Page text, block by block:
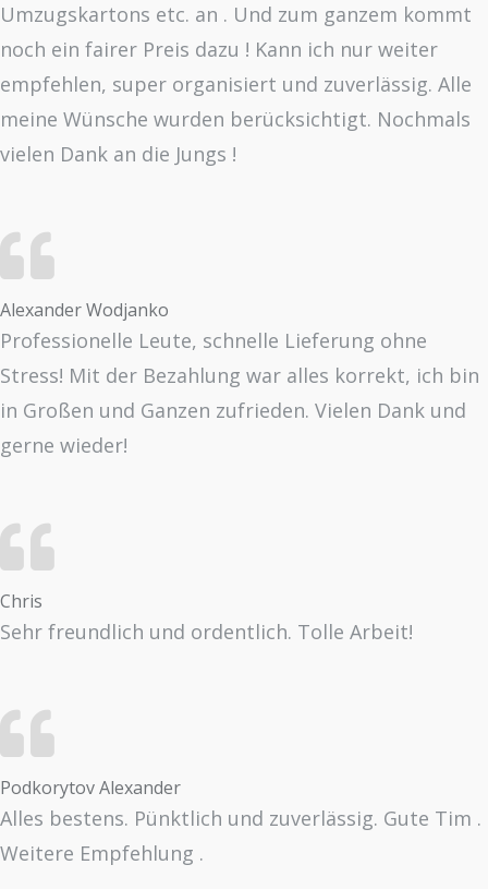
Umzugskartons etc. an . Und zum ganzem kommt
noch ein fairer Preis dazu ! Kann ich nur weiter
empfehlen, super organisiert und zuverlässig. Alle
meine Wünsche wurden berücksichtigt. Nochmals
vielen Dank an die Jungs !
Alexander Wodjanko
Professionelle Leute, schnelle Lieferung ohne
Stress! Mit der Bezahlung war alles korrekt, ich bin
in Großen und Ganzen zufrieden. Vielen Dank und
gerne wieder!
Chris
Sehr freundlich und ordentlich. Tolle Arbeit!
Podkorytov Alexander
Alles bestens. Pünktlich und zuverlässig. Gute Tim .
Weitere Empfehlung .